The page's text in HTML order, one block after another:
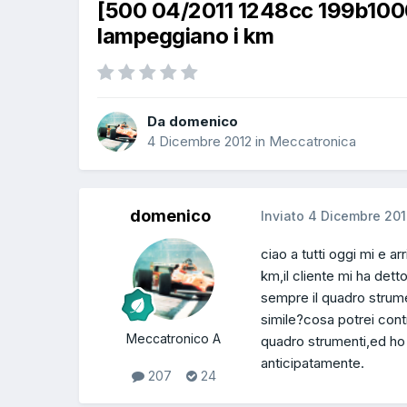
[500 04/2011 1248cc
lampeggiano i km
Da domenico
4 Dicembre 2012 in Meccatronica
domenico
Meccatronico A
207 24
Inviato 4 Dicembre
ciao a tutti oggi mi e
km,il cliente mi ha
sempre il quadro
simile?cosa potrei
quadro strumenti,ed
anticipatamente.